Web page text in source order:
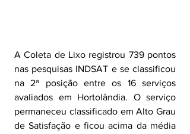
A Coleta de Lixo registrou 739 pontos
nas pesquisas INDSAT e se classificou
na 2ª posição entre os 16 serviços
avaliados em Hortolândia. O serviço
permaneceu classificado em Alto Grau
de Satisfação e ficou acima da média